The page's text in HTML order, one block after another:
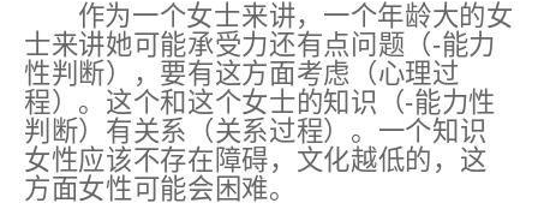
作为一个女士来讲，一个年龄大的女
士来讲她可能承受力还有点问题 （-能力
性判断）
， 要有这方面考虑（心理过
程）。这个和这个女士的知识 （-能力性
判断） 有关系（关系过程）。一个知识
女性应该不存在障碍，文化越低的，这
方面女性可能会困难。